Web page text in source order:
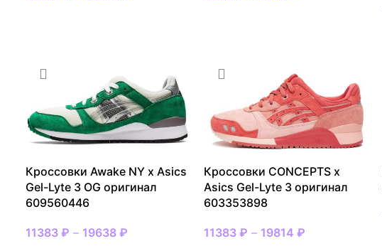
Кроссовки Awake NY x Asics
Gel-Lyte 3 OG оригинал
609560446
11383 ₽ – 19638 ₽
Кроссовки CONCEPTS x
Asics Gel-Lyte 3 оригинал
603353898
11383 ₽ – 19814 ₽